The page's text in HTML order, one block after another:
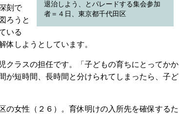
退治しよう、とパレードする集会参加
者＝４日、東京都千代田区
刻で
ろうと
いる
体しようとしています。
ラスの担任です。「子どもの育ちにとってかか
が短時間、長時間と分けられてしまったら、子ど
女性（２６）。育休明けの入所先を確保するた